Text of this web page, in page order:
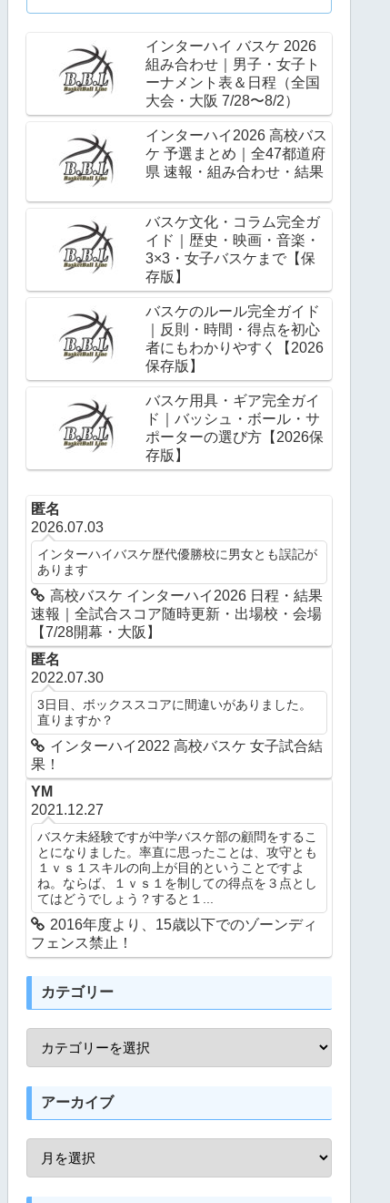
インターハイ バスケ 2026
組み合わせ｜男子・女子ト
ーナメント表＆日程（全国
大会・大阪 7/28〜8/2）
インターハイ2026 高校バス
ケ 予選まとめ｜全47都道府
県 速報・組み合わせ・結果
バスケ文化・コラム完全ガ
イド｜歴史・映画・音楽・
3×3・女子バスケまで【保
存版】
バスケのルール完全ガイド
｜反則・時間・得点を初心
者にもわかりやすく【2026
保存版】
バスケ用具・ギア完全ガイ
ド｜バッシュ・ボール・サ
ポーターの選び方【2026保
存版】
匿名
2026.07.03
インターハイバスケ歴代優勝校に男女とも誤記が
あります
高校バスケ インターハイ2026 日程・結果
速報｜全試合スコア随時更新・出場校・会場
【7/28開幕・大阪】
匿名
2022.07.30
3日目、ボックススコアに間違いがありました。
直りますか？
インターハイ2022 高校バスケ 女子試合結
果！
YM
2021.12.27
バスケ未経験ですが中学バスケ部の顧問をするこ
とになりました。率直に思ったことは、攻守とも
１ｖｓ１スキルの向上が目的ということですよ
ね。ならば、１ｖｓ１を制しての得点を３点とし
てはどうでしょう？すると１...
2016年度より、15歳以下でのゾーンディ
フェンス禁止！
カテゴリー
アーカイブ